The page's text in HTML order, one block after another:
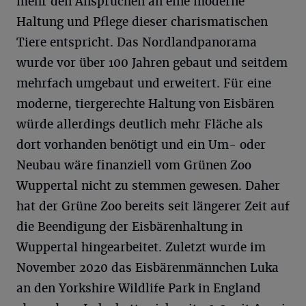
Haltung und Pflege dieser charismatischen
Tiere entspricht. Das Nordlandpanorama
wurde vor über 100 Jahren gebaut und seitdem
mehrfach umgebaut und erweitert. Für eine
moderne, tiergerechte Haltung von Eisbären
würde allerdings deutlich mehr Fläche als
dort vorhanden benötigt und ein Um- oder
Neubau wäre finanziell vom Grünen Zoo
Wuppertal nicht zu stemmen gewesen. Daher
hat der Grüne Zoo bereits seit längerer Zeit auf
die Beendigung der Eisbärenhaltung in
Wuppertal hingearbeitet. Zuletzt wurde im
November 2020 das Eisbärenmännchen Luka
an den Yorkshire Wildlife Park in England